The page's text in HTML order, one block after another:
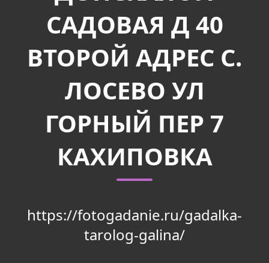
САДОВАЯ Д 40
ВТОРОЙ АДРЕС С.
ЛОСЕВО УЛ
ГОРНЫЙ ПЕР 7
КАХИПОВКА
https://fotogadanie.ru/gadalka-
tarolog-galina/